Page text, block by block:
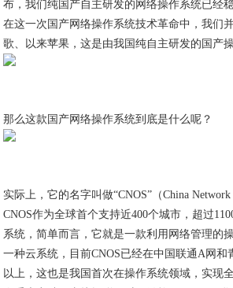
布，我们纯国产自主研发的网络操作系统已经
在这一次国产网络操作系统技术革命中，我们
歌、以来苹果，这是由我国纯自主研发的国产操
那么这款国产网络操作系统到底是什么呢？
实际上，它的名字叫做“CNOS”（China Network
CNOS作为全球首个支持近400个城市，超过
系统，简单而言，它就是一款利用网络管理的
一种云系统，目前CNOS已经在中国联通A网和
以上，这也是我国首次在操作系统领域，实现